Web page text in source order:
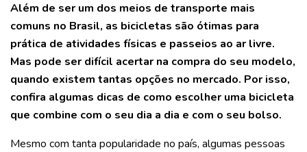
Além de ser um dos meios de transporte mais
comuns no Brasil, as bicicletas são ótimas para
prática de atividades físicas e passeios ao ar livre.
Mas pode ser difícil acertar na compra do seu modelo,
quando existem tantas opções no mercado. Por isso,
confira algumas dicas de como escolher uma bicicleta
que combine com o seu dia a dia e com o seu bolso.
Mesmo com tanta popularidade no país, algumas pessoas